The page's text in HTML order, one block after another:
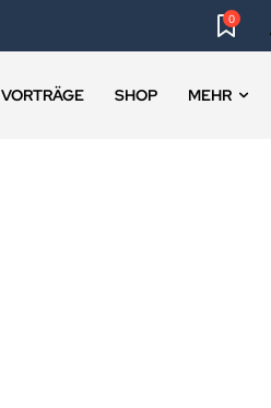
0
VORTRÄGE SHOP MEHR